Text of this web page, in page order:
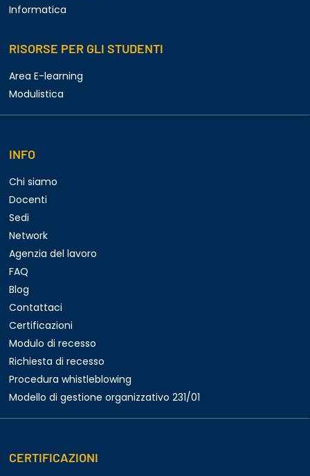
Informatica
RISORSE PER GLI STUDENTI
Area E-learning
Modulistica
INFO
Chi siamo
Docenti
Sedi
Network
Agenzia del lavoro
FAQ
Blog
Contattaci
Certificazioni
Modulo di recesso
Richiesta di recesso
Procedura whistleblowing
Modello di gestione organizzativo 231/01
CERTIFICAZIONI